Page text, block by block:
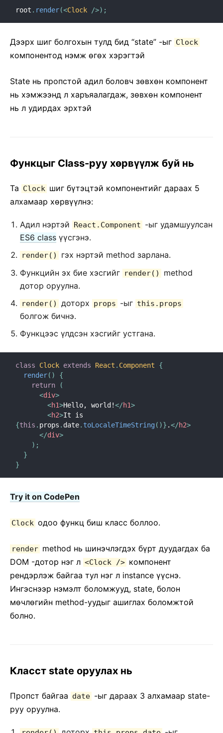
root . render(<Clock />) ;
Дээрх шиг болгохын тулд бид “state” -ыг Clock
компонентод нэмж ѳгѳх хэрэгтэй
State нь пропстой адил боловч зѳвхѳн компонент
нь хэмжээнд л харъяалагдаж, зѳвхѳн компонент
нь л удирдах эрхтэй
Функцыг Class-руу хѳрвүүлж буй нь
Та Clock шиг бүтэцтэй компонентийг дараах 5
алхамаар хѳрвүүлнэ:
Адил нэртэй React.Component -ыг удамшуулсан
ES6 class үүсгэнэ.
render()
гэх нэртэй method зарлана.
Функцийн эх бие хэсгийг render()
method
дотор оруулна.
render() доторх props -ыг this.props
болгож бичнэ.
Функцээс үлдсэн хэсгийг устгана.
class Clock extends React . Component
{
render( )
{
return
(
<div>
<h1>Hello, world!</h1>
<h2>
{this . props . date. toLocaleTimeString( )} .</h2>
</div>
) ;
}
}
Try it on CodePen
Clock одоо функц биш класс боллоо.
render method нь шинэчлэгдэх бүрт дуудагдах ба
DOM -дотор нэг л <Clock /> компонент
рендэрлэж байгаа тул нэг л instance үүснэ.
Ингэснээр нэмэлт боломжууд, state, болон
мѳчлѳгийн method-уудыг ашиглах боломжтой
болно.
Класст state оруулах нь
Пропст байгаа date -ыг дараах 3 алхамаар state-
руу оруулна.
8. Дэгээний түгээмэл асуултууд
Тестийн орчнууд
CONCURRENT MODE (EXPERIMENTAL)
4. Adopting Concurrent Mode
5. Concurrent Mode API Reference
ОРОЛЦОХ
Яаж оролцох вэ
Үндсэн кодын тойм
Хэрэгжүүлэлтийн ханамж
Дизайны үндсэн зарчмууд
AJAX and APIs
Babel, JSX болон угсрах алхмууд
Компонентын төлөв
Загварчлах болон CSS
Файлын бүтэц
Хувилбарын удирдамж
Virtual DOM болон дотоод хэсэг